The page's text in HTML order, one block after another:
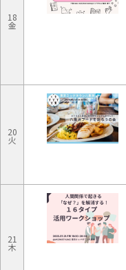
18
金
20
火
21
木